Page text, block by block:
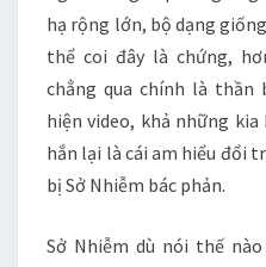
hạ rộng lớn, bộ dạng
thể coi đây là chứng,
chẳng qua chính là thần
hiện video, khả những
hắn lại là cái am hiểu đổi
bị Sở Nhiễm bác phản.
Sở Nhiễm dù nói thế